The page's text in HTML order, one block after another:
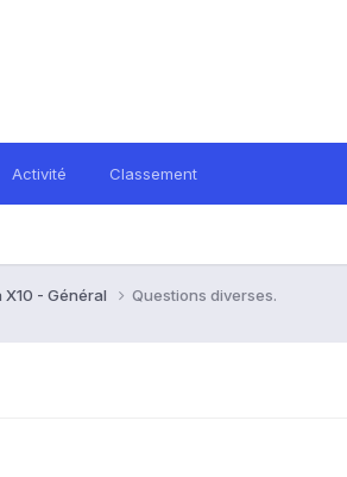
Activité Classement
X10 - Général Questions diverses.